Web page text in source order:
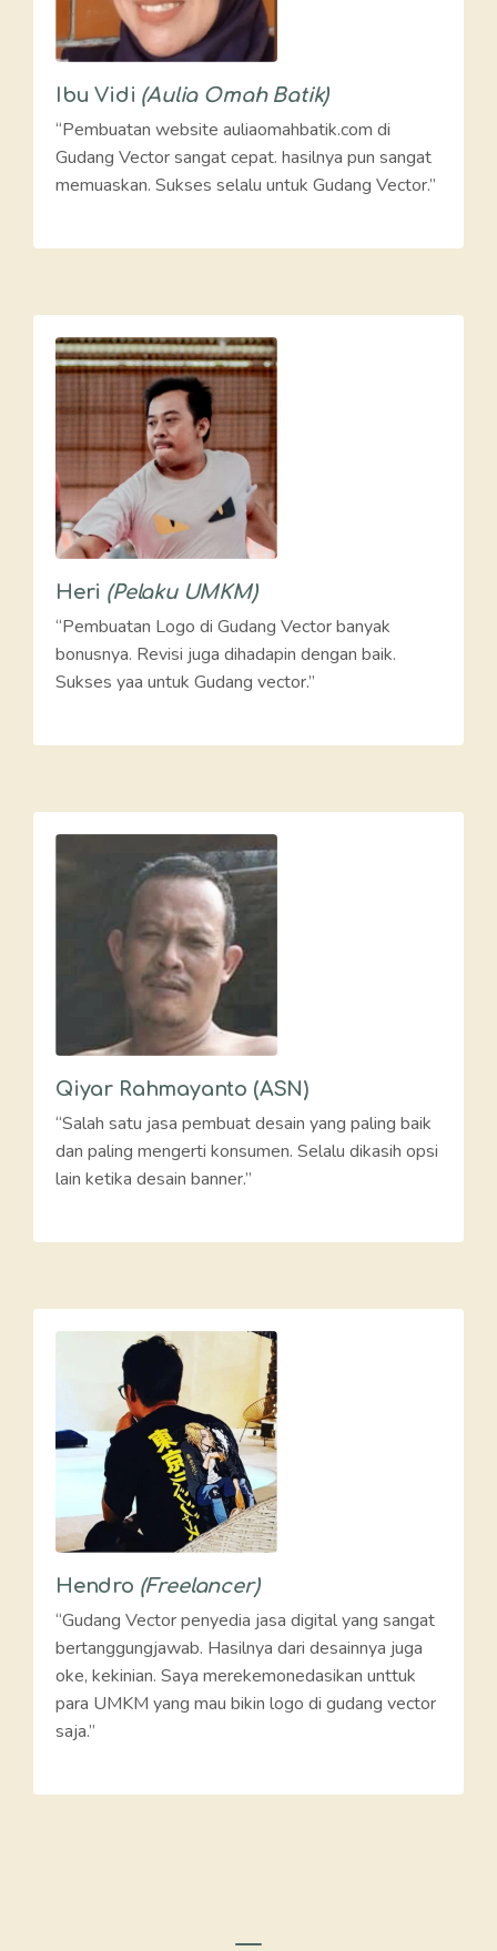
Ibu Vidi (Aulia Omah Batik)
“Pembuatan website auliaomahbatik.com di
Gudang Vector sangat cepat. hasilnya pun sangat
memuaskan. Sukses selalu untuk Gudang Vector.”
Heri (Pelaku UMKM)
“Pembuatan Logo di Gudang Vector banyak
bonusnya. Revisi juga dihadapin dengan baik.
Sukses yaa untuk Gudang vector.”
Qiyar Rahmayanto (ASN)
“Salah satu jasa pembuat desain yang paling baik
dan paling mengerti konsumen. Selalu dikasih opsi
lain ketika desain banner.”
Hendro (Freelancer)
“Gudang Vector penyedia jasa digital yang sangat
bertanggungjawab. Hasilnya dari desainnya juga
oke, kekinian. Saya merekemonedasikan unttuk
para UMKM yang mau bikin logo di gudang vector
saja.”